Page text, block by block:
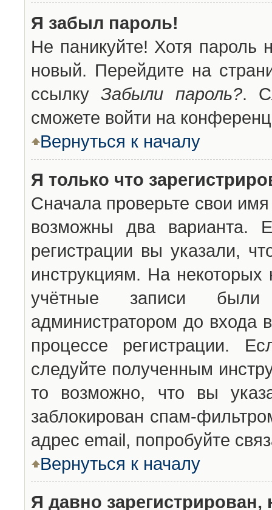
Я забыл пароль!
Не паникуйте! Хотя пароль
новый. Перейдите на
ссылкуЗабыли пароль?.
сможете войти на
Вернуться к началу
Я только что
Сначала проверьте свои
возможны два варианта.
регистрации вы указали,
инструкциям. На
учётные записи были
администратором до входа
процессе регистрации.
следуйте полученным
то возможно, что вы
заблокирован спам-
адрес email, попробуйте
Вернуться к началу
Я давно